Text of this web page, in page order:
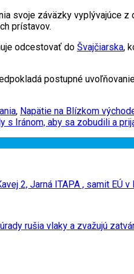
svoje záväzky vyplývajúce
prístavov.
odcestovať do Švajčiarska,
postupné
, Napätie na Blízkom
s Iránom, aby sa zobudili a
2, Jarná ITAPA , samit EÚ
rušia vlaky a zvažujú